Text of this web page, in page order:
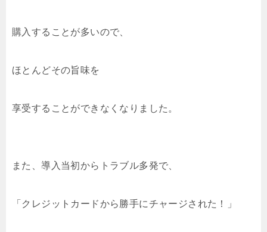
購入することが多いので、
ほとんどその旨味を
享受することができなくなりました。
また、導入当初からトラブル多発で、
「クレジットカードから勝手にチャージされた！」